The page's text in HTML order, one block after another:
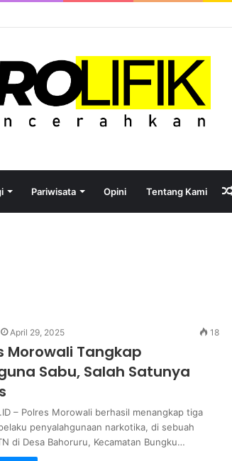
atau Kutukan Sumber Daya?
Pariwisata Opini Tentang Kami
April 29, 2025 18
Morowali Tangkap
Sabu, Salah Satunya
– Polres Morowali berhasil menangkap tiga
penyalahgunaan narkotika, di sebuah
di Desa Bahoruru, Kecamatan Bungku…